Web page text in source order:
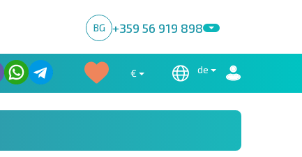
BG +359 56 919 898
€ de